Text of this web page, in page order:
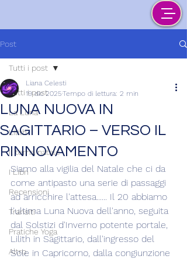
Post
Tutti i post
La Luna
Lilith
Il tema natale
I Libri
Recensioni
Transiti
Pratiche Yoga
Altro
Tutti i post
LUNA NUOVA IN
SAGITTARIO – VERSO IL
RINNOVAMENTO
Liana Celesti
19 dic 2025Tempo di lettura: 2 min
Siamo alla vigilia del Natale che ci da
come antipasto una serie di passaggi
ad arricchire l'attesa...... Il 20 abbiamo
l'ultima Luna Nuova dell'anno, seguita
dal Solstizi d'Inverno potente portale,
Lilith in Sagittario, dall'ingresso del
Sole in Capricorno, dalla congiunzione